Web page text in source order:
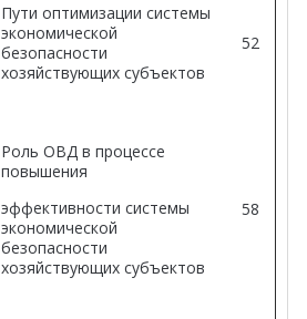
Пути оптимизации системы
экономической
безопасности
хозяйствующих субъектов
52
Роль ОВД в процессе
повышения
эффективности системы
экономической
безопасности
хозяйствующих субъектов
58